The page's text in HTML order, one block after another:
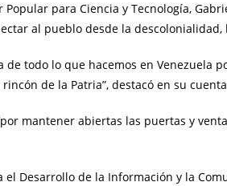
para Ciencia y Tecnología,
al pueblo desde la
de todo lo que hacemos en Venezuela
de la Patria”, destacó en su
mantener abiertas las puertas y
Desarrollo de la Información y la